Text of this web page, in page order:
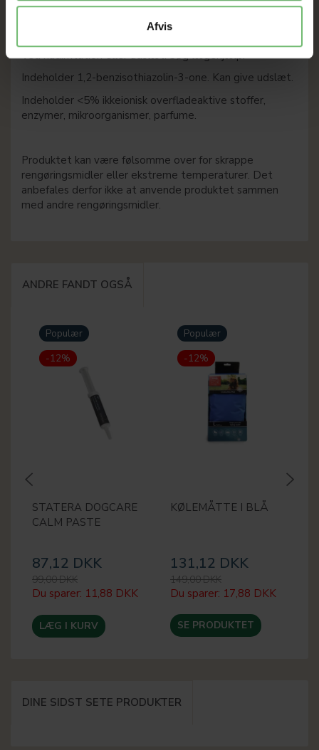
Afvis
Ved kontakt med øjnene: Skyl forsigtigt med vand i flere
gøres let. Fortsæt skylning.
Ved hudirritation eller udslæt: Søg lægehjælp.
Indeholder 1,2-benzisothiazolin-3-one. Kan give udslæt.
Indeholder <5% ikkeionisk overfladeaktive stoffer,
enzymer, mikroorganismer, parfume.
Produktet kan være følsomme over for skrappe
rengøringsmidler eller ekstreme temperaturer. Det
anbefales derfor ikke at anvende produktet sammen
med andre rengøringsmidler.
ANDRE FANDT OGSÅ
Populær
-12%
STATERA DOGCARE
CALM PASTE
87,12 DKK
99,00 DKK
Du sparer: 11,88 DKK
LÆG I KURV
Populær
-12%
KØLEMÅTTE I BLÅ
131,12 DKK
149,00 DKK
Du sparer: 17,88 DKK
SE PRODUKTET
DINE SIDST SETE PRODUKTER